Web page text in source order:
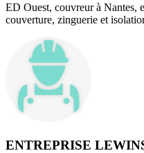
ED Ouest, couvreur à Nantes,
couverture, zinguerie et
ENTREPRISE